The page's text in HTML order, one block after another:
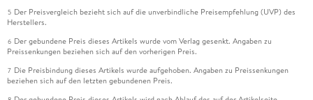
5 Der Preisvergleich bezieht sich auf die unverbindliche Preisempfehlung (UVP) des
Herstellers.
6 Der gebundene Preis dieses Artikels wurde vom Verlag gesenkt. Angaben zu
Preissenkungen beziehen sich auf den vorherigen Preis.
7 Die Preisbindung dieses Artikels wurde aufgehoben. Angaben zu Preissenkungen
beziehen sich auf den letzten gebundenen Preis.